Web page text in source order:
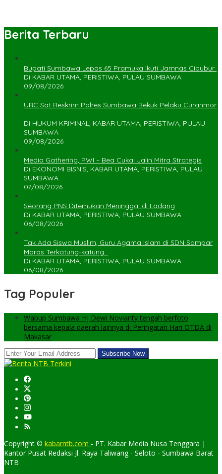
Berita Terbaru
Bupati Sumbawa Lepas 65 Pramuka Ikuti Jamnas Cibubur ‎
Di KABAR UTAMA, PERISTIWA, PULAU SUMBAWA
09/08/2026
URC Sat Reskrim Polres Sumbawa Bekuk Pelaku Curanmor
Di HUKUM KRIMINAL, KABAR UTAMA, PERISTIWA, PULAU
SUMBAWA
09/08/2026
Media Gathering, PWI – Bea Cukai Jalin Mitra Strategis
Di EKONOMI BISNIS, KABAR UTAMA, PERISTIWA, PULAU
SUMBAWA
07/08/2026
Seorang PNS Ditemukan Meninggal di Ladang
Di KABAR UTAMA, PERISTIWA, PULAU SUMBAWA
06/08/2026
Tak Ada Siswa Muslim, Guru Agama Islam di SDN Sampar
Maras Terkatung-katung ‎
Di KABAR UTAMA, PERISTIWA, PULAU SUMBAWA
06/08/2026
Tag Populer
Wabup Sumbawa Hj Dewi Novianty tengah berfoto
bersama kepala daerah lainnya di Peringatan Hari OTDA di
Makasar
Copyright © kabarntb.com - PT. Kabar Media Nusa Tenggara |
Kantor Pusat Redaksi Jl. Raya Taliwang - Seloto - Sumbawa Barat
NTB